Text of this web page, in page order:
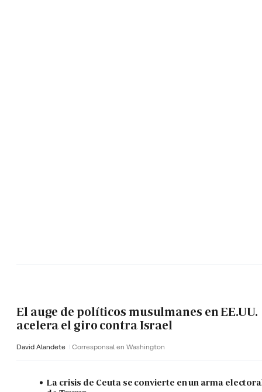
El auge de políticos musulmanes en EE.UU.
acelera el giro contra Israel
David Alandete Corresponsal en Washington
La crisis de Ceuta se convierte en un arma